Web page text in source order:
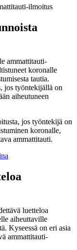
ilmoitus
ammattitauti-
koronalle
tautia.
jos työntekijällä on
aiheutuneen
jos työntekijä on
koronalle,
ammattitauti.
luetteloa
aiheuttaville
Kyseessä on eri asia
ammattitauti-